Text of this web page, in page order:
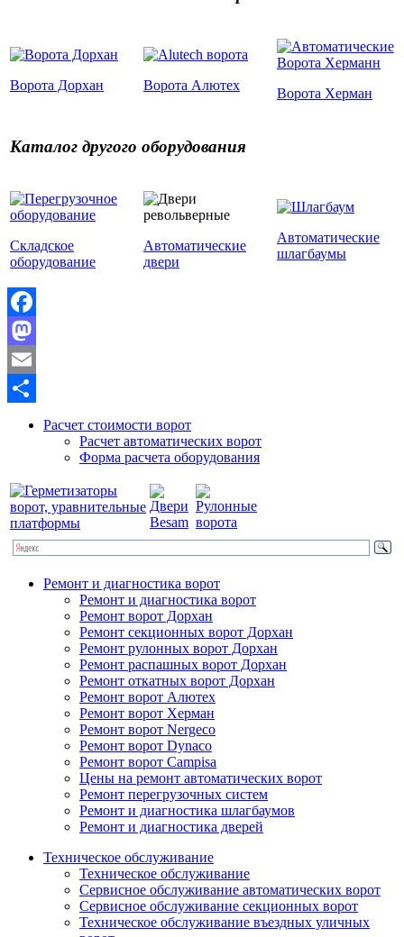
Ворота Дорхан Ворота Алютех
Ворота Херман
Каталог другого оборудования
Складское
оборудование
Автоматические
двери
Автоматические
шлагбаумы
Facebook
Mastodon
Email
Отправить
Расчет стоимости ворот
Расчет автоматических ворот
Форма расчета оборудования
Ремонт и диагностика ворот
Ремонт и диагностика ворот
Ремонт ворот Дорхан
Ремонт секционных ворот Дорхан
Ремонт рулонных ворот Дорхан
Ремонт распашных ворот Дорхан
Ремонт откатных ворот Дорхан
Ремонт ворот Алютех
Ремонт ворот Херман
Ремонт ворот Nergeco
Ремонт ворот Dynaco
Ремонт ворот Campisa
Цены на ремонт автоматических ворот
Ремонт перегрузочных систем
Ремонт и диагностика шлагбаумов
Ремонт и диагностика дверей
Техническое обслуживание
Техническое обслуживание
Сервисное обслуживание автоматических ворот
Сервисное обслуживание секционных ворот
Техническое обслуживание въездных уличных